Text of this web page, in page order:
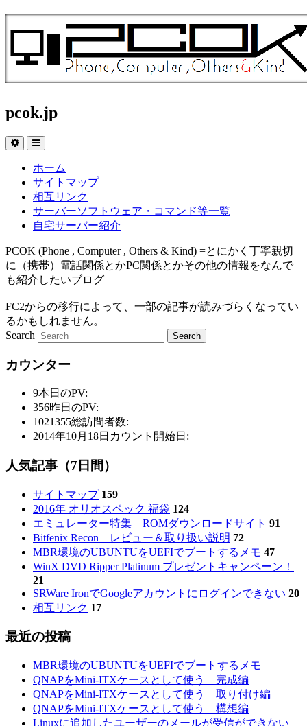
pcok.jp
ホーム
サイトマップ
相互リンク
サーバーソフトウェア・コマンド等一覧
自宅サーバー紹介
PCOK (Phone , Computer , Others & Kind) =とにかく丁寧親切
に（携帯）電話関係とかPC関係とかその他の情報をなんで
も紹介したいブログ
FC2からの移行によって、一部の記事が読みづらくなってい
るかもしれません。
Search
カウンター
9本日のPV:
356昨日のPV:
1021355総訪問者数:
2014年10月18日 カウント開始日:
人気記事（7日間）
サイトマップ 159
2016年 オリオスペック 福袋 124
エミュレーター特集 ROMダウンロードサイト 91
Bitfenix Recon レビュー＆取り扱い説明 72
MBR環境のUBUNTUをUEFIでブートするメモ 47
WinX DVD Ripper Platinum プレゼントキャンペーン！
21
SRWare IronでGoogleアカウントにログインできない 20
相互リンク 17
最近の投稿
MBR環境のUBUNTUをUEFIでブートするメモ
QNAPをMini-ITXケースとして使う 完成編
QNAPをMini-ITXケースとして使う 取り付け編
QNAPをMini-ITXケースとして使う 構想編
Linuxに追加したユーザーのメールが受信ができない